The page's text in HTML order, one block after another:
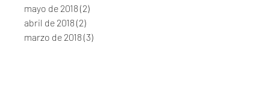
mayo de 2018 (2)
abril de 2018 (2)
marzo de 2018 (3)